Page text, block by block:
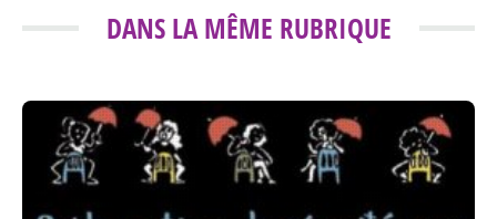
DANS LA MÊME RUBRIQUE